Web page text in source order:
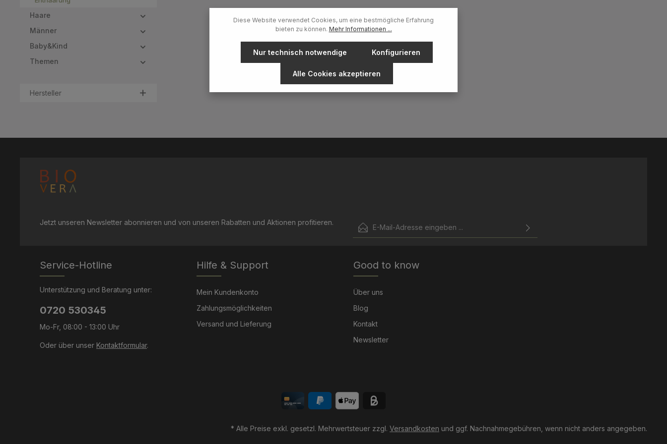
Haare
Männer
Baby&Kind
Themen
Hersteller
caramel [1] Sodium Hydroxide potassium
Jetzt unseren Newsletter abonnieren und von unseren Rabatten und Aktionen profitieren. E-Mail-Adresse*
einverstanden.
Pflichtfelder.
Service-Hotline
Unterstützung und Beratung unter:
0720 530345
Mo-Fr, 08:00 - 13:00 Uhr
Oder über unser Kontaktformular.
Hilfe & Support
Mein Kundenkonto
Zahlungsmöglichkeiten
Versand und Lieferung
Good to know
Über uns
Blog
Kontakt
Newsletter
* Alle Preise exkl. gesetzl. Mehrwertsteuer zzgl. Versandkosten und ggf. Nachnahmegebühren, wenn nicht anders angegeben.
Diese Website verwendet Cookies, um eine bestmögliche Erfahrung
bieten zu können. Mehr Informationen ...
Nur technisch notwendige Konfigurieren
Alle Cookies akzeptieren